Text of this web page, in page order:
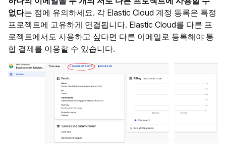
없다는 점에 유의하세요. 각 Elastic Cloud 계정 등록은 특정
프로젝트에 고유하게 연결됩니다. Elastic Cloud를 다른 프
로젝트에서도 사용하고 싶다면 다른 이메일로 등록해야 통
합 결제를 이용할 수 있습니다.